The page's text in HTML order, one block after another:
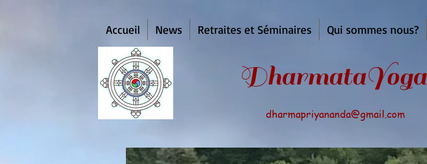
Accueil News Retraites et Séminaires Qui sommes nous?
DharmataYoga
dharmapriyananda@gmail.com